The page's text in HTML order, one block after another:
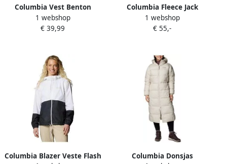
Columbia Vest Benton
Springs
1 webshop
€ 39,99
Columbia Fleece Jack
Benton Springs
1 webshop
€ 55,-
Columbia Blazer Veste Flash
Columbia Donsjas